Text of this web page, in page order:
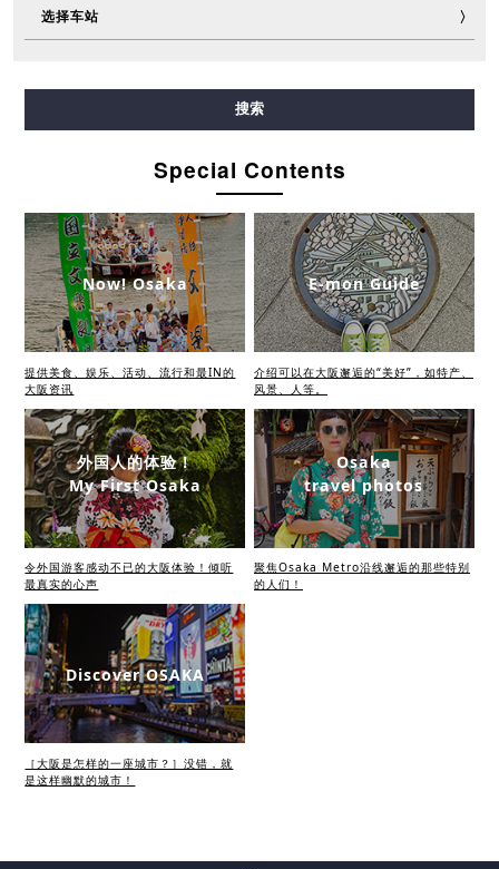
选择车站
搜索
Special Contents
Now! Osaka
提供美食、娱乐、活动、流行和最IN的
大阪资讯
E-mon Guide
介绍可以在大阪邂逅的“美好”，如特产、
风景、人等。
外国人的体验！
My First Osaka
令外国游客感动不已的大阪体验！倾听
最真实的心声
Osaka
travel photos
聚焦Osaka Metro沿线邂逅的那些特别
的人们！
Discover OSAKA
［大阪是怎样的一座城市？］没错，就
是这样幽默的城市！